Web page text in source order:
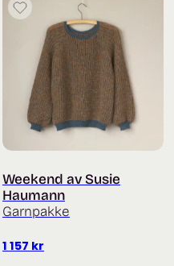
Weekend av Susie
Haumann
Garnpakke
1 157 kr